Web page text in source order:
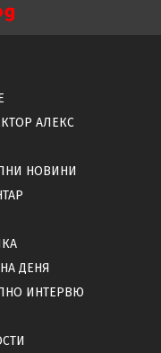
АЛЕКС
НОВИНИ
ДЕНЯ
ИНТЕРВЮ